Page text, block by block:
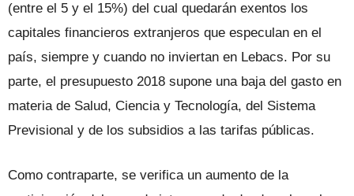
(entre el 5 y el 15%) del cual quedarán exentos los
capitales financieros extranjeros que especulan en el
país, siempre y cuando no inviertan en Lebacs. Por su
parte, el presupuesto 2018 supone una baja del gasto en
materia de Salud, Ciencia y Tecnología, del Sistema
Previsional y de los subsidios a las tarifas públicas.
Como contraparte, se verifica un aumento de la